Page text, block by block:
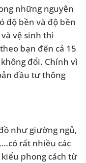
những nguyên
độ bền và độ bền
vệ sinh thì
bạn đến cả 15
đổi. Chính vì
đầu tư thông
như giường ngủ,
rất nhiều các
phong cách từ